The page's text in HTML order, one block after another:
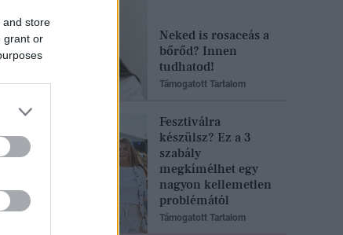
and store
grant or
Neked is rosaceás a
bőrőd? Innen
tudhatod!
Támogatott Tartalom
Fesztiválra
készülsz? Ez a 3
szabály
megkímélhet egy
nagyon kellemetlen
problémától
Támogatott Tartalom